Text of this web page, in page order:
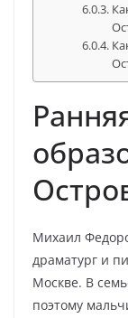
Михаил
драматург и
Москве. В
поэтому